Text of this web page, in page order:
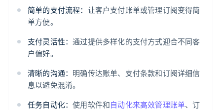
简单的支付流程： 让客户支付账单或管理订阅变得简
单方便。
支付灵活性：通过提供多样化的支付方式迎合不同客
户偏好。
清晰的沟通： 明确传达账单、支付条款和订阅详细信
息以避免混淆。
任务自动化：使用软件和自动化来高效管理账单、订